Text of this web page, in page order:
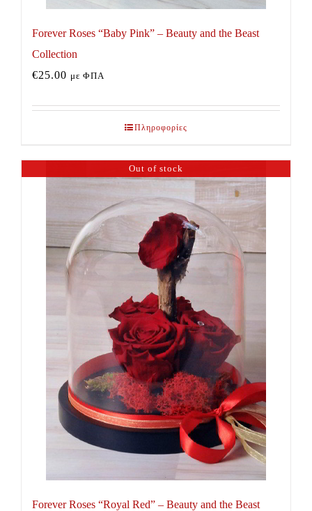
Forever Roses “Baby Pink” – Beauty and the Beast
Collection
€25.00 με ΦΠΑ
Πληροφορίες
Out of stock
Forever Roses “Royal Red” – Beauty and the Beast